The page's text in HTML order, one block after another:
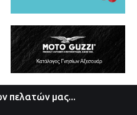
πελατών μας...